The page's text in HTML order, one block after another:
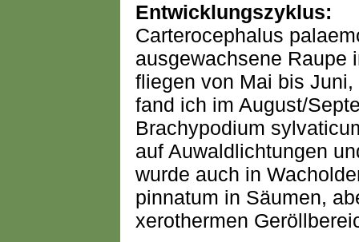
Entwicklungszyklus:
Carterocephalus
ausgewachsene Raupe
fliegen von Mai bis
fand ich im August/
Brachypodium
auf Auwaldlichtungen
wurde auch in
pinnatum in Säumen,
xerothermen